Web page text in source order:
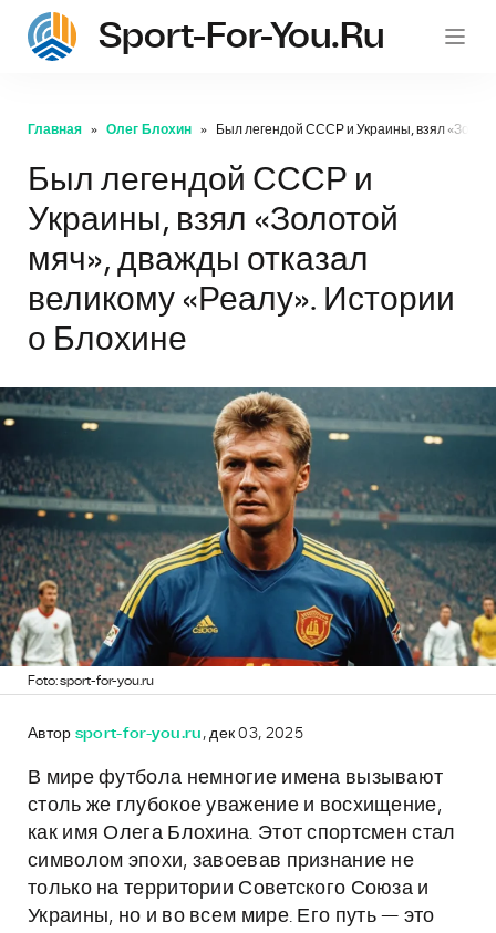
Sport-For-You.ru
Главная Олег Блохин Был легендой СССР и Украины, взял
Был легендой СССР и
Украины, взял «Золотой
мяч», дважды отказал
великому «Реалу». Истории
о Блохине
Foto: sport-for-you.ru
Автор sport-for-you.ru , дек 03, 2025
В мире футбола немногие имена вызывают
столь же глубокое уважение и восхищение,
как имя Олега Блохина. Этот спортсмен стал
символом эпохи, завоевав признание не
только на территории Советского Союза и
Украины, но и во всем мире. Его путь — это